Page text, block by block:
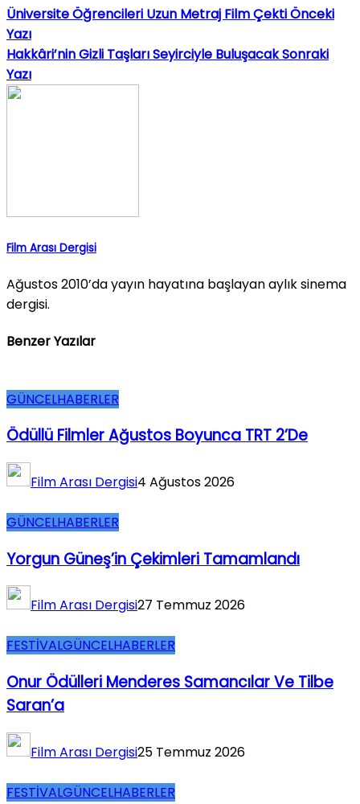
Üniversite Öğrencileri Uzun Metraj Film ÇektiÖnceki
Yazı
Hakkâri’nin Gizli Taşları Seyirciyle BuluşacakSonraki
Yazı
Film Arası Dergisi
Ağustos 2010’da yayın hayatına başlayan aylık sinema
dergisi.
Benzer Yazılar
GÜNCELHABERLER
Ödüllü Filmler Ağustos Boyunca TRT 2’de
Film Arası Dergisi4 Ağustos 2026
GÜNCELHABERLER
Yorgun Güneş’in Çekimleri Tamamlandı
Film Arası Dergisi27 Temmuz 2026
FESTİVALGÜNCELHABERLER
Onur Ödülleri Menderes Samancılar Ve Tilbe
Saran’a
Film Arası Dergisi25 Temmuz 2026
FESTİVALGÜNCELHABERLER